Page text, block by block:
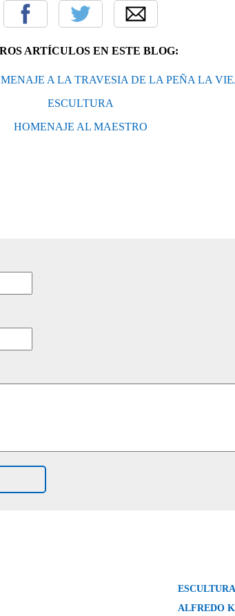
ARTÍCULOS EN ESTE BLOG:
A LA TRAVESIA DE LA PEÑA LA
ESCULTURA
HOMENAJE AL MAESTRO
ALFREDO